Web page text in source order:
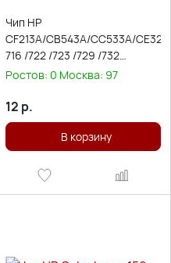
CF382A/CE402A/
Чип HP
CF213A/CB543A/CC533A/
716 /722 /723 /729 /732
Magenta Universal
Ростов: 0 Москва: 97
12 р.
В корзину